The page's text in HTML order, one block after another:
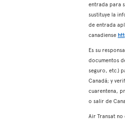
entrada para
sustituye la
de entrada
canadiense
Es su
documentos
seguro, etc.)
Canadá; y
cuarentena,
o salir de
Air Transat